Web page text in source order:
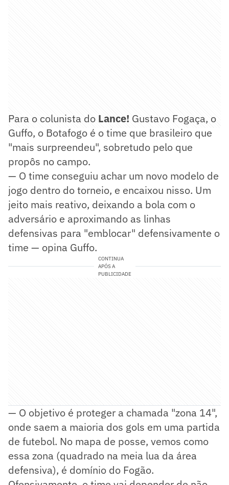
Para o colunista do Lance! Gustavo Fogaça, o
Guffo, o Botafogo é o time que brasileiro que
"mais surpreendeu", sobretudo pelo que
propôs no campo.
— O time conseguiu achar um novo modelo de
jogo dentro do torneio, e encaixou nisso. Um
jeito mais reativo, deixando a bola com o
adversário e aproximando as linhas
defensivas para "emblocar" defensivamente o
time — opina Guffo.
CONTINUA
APÓS A
PUBLICIDADE
— O objetivo é proteger a chamada "zona 14",
onde saem a maioria dos gols em uma partida
de futebol. No mapa de posse, vemos como
essa zona (quadrado na meia lua da área
defensiva), é domínio do Fogão.